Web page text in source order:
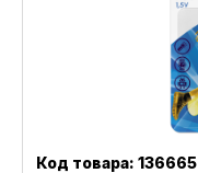
Код товара: 136665